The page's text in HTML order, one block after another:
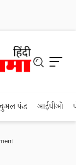
फंड आईपीओ